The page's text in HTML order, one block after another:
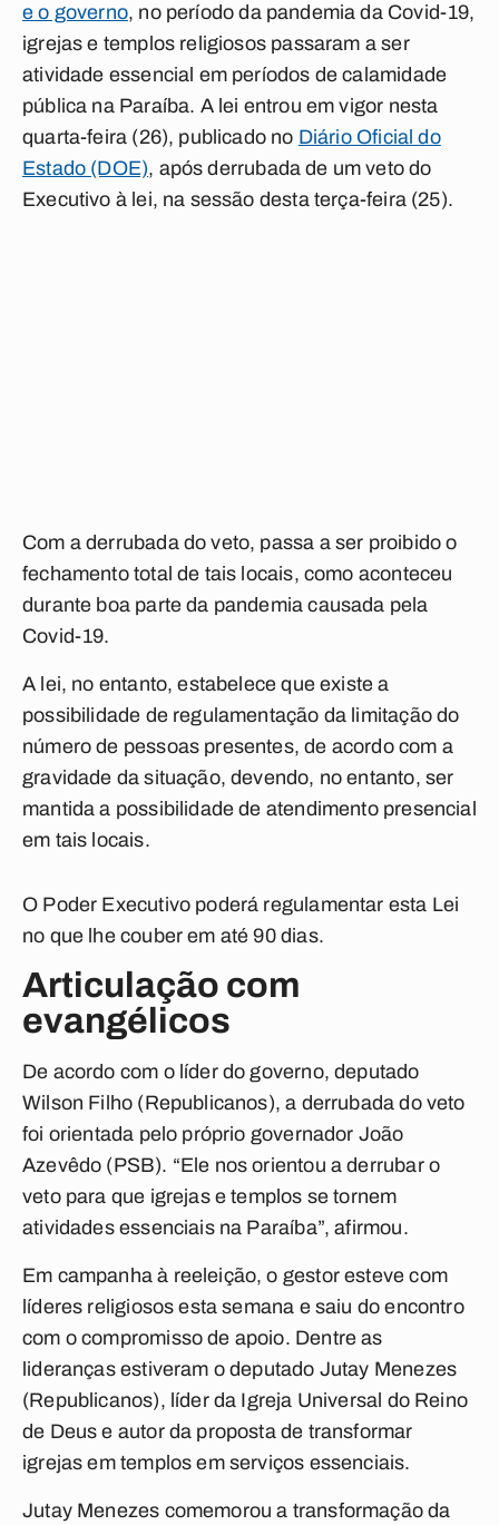
e o governo, no período da pandemia da Covid-19,
igrejas e templos religiosos passaram a ser
atividade essencial em períodos de calamidade
pública na Paraíba. A lei entrou em vigor nesta
quarta-feira (26), publicado no Diário Oficial do
Estado (DOE), após derrubada de um veto do
Executivo à lei, na sessão desta terça-feira (25).
Com a derrubada do veto, passa a ser proibido o
fechamento total de tais locais, como aconteceu
durante boa parte da pandemia causada pela
Covid-19.
A lei, no entanto, estabelece que existe a
possibilidade de regulamentação da limitação do
número de pessoas presentes, de acordo com a
gravidade da situação, devendo, no entanto, ser
mantida a possibilidade de atendimento presencial
em tais locais.
O Poder Executivo poderá regulamentar esta Lei
no que lhe couber em até 90 dias.
Articulação com
evangélicos
De acordo com o líder do governo, deputado
Wilson Filho (Republicanos), a derrubada do veto
foi orientada pelo próprio governador João
Azevêdo (PSB). “Ele nos orientou a derrubar o
veto para que igrejas e templos se tornem
atividades essenciais na Paraíba”, afirmou.
Em campanha à reeleição, o gestor esteve com
líderes religiosos esta semana e saiu do encontro
com o compromisso de apoio. Dentre as
lideranças estiveram o deputado Jutay Menezes
(Republicanos), líder da Igreja Universal do Reino
de Deus e autor da proposta de transformar
igrejas em templos em serviços essenciais.
Jutay Menezes comemorou a transformação da